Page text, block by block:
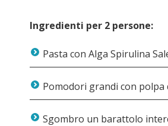
Ingredienti per 2 persone:
Pasta con Alga Spirulina
Pomodori grandi con polpa
Sgombro un barattolo